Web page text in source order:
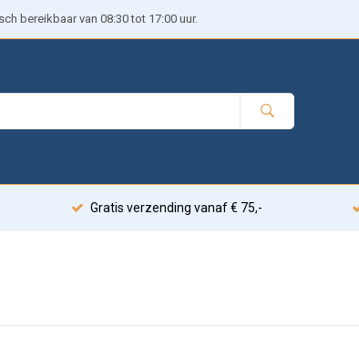
bereikbaar van 08:30 tot 17:00 uur.
Gratis verzending vanaf € 75,-